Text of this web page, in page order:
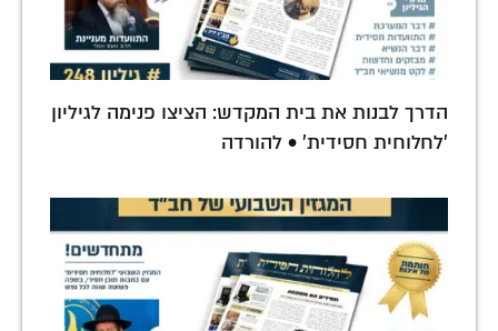
הדרך לבנות את בית המקדש: הציצו פנימה לגיליון
'לחלוחית חסידית' • להורדה